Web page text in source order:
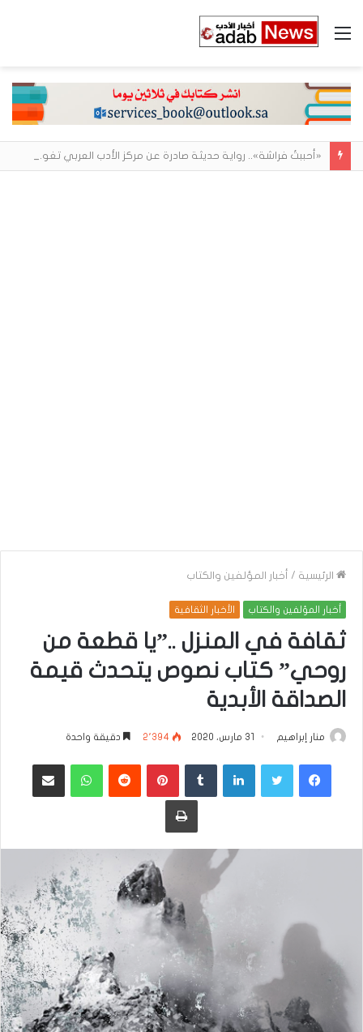
القائمة
«أحببتُ فراشة».. رواية حديثة صادرة عن مركز الأدب العربي تغوص في هشاشة الحب وصراعات الذات
الرئيسية / أخبار المؤلفين والكتاب
أخبار المؤلفين والكتاب الأخبار الثقافية
ثقافة في المنزل ..”يا قطعة من
روحي” كتاب نصوص يتحدث قيمة
الصداقة الأبدية
منار إبراهيم 31 مارس، 2020 2٬394 دقيقة واحدة
فيسبوكتويتر لينكدإن ‏Tumblr بينتيريست
‏Reddit واتساب مشاركة عبر البريد
طباعة